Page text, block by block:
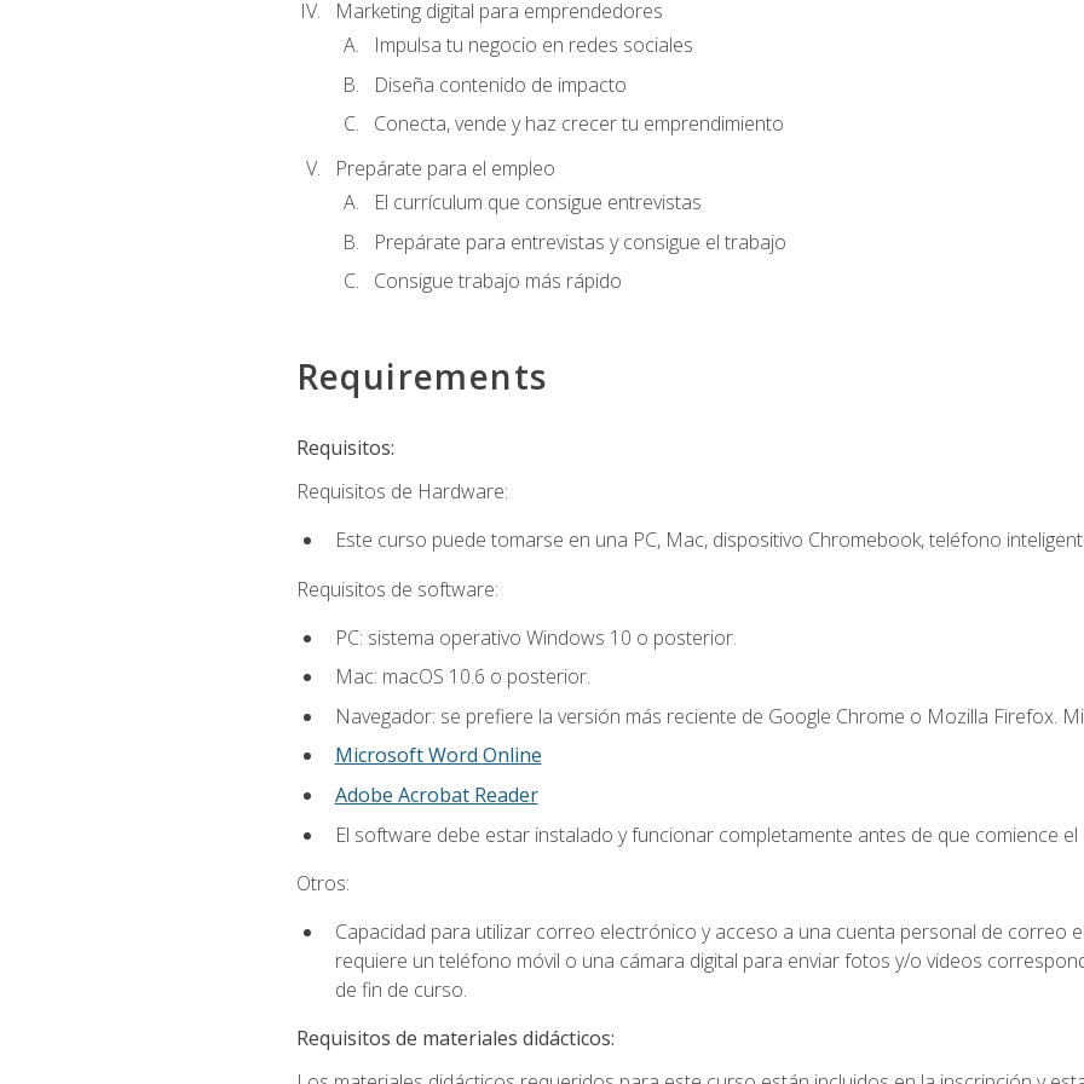
Marketing digital para emprendedores
Impulsa tu negocio en redes sociales
Diseña contenido de impacto
Conecta, vende y haz crecer tu emprendimiento
Prepárate para el empleo
El currículum que consigue entrevistas
Prepárate para entrevistas y consigue el trabajo
Consigue trabajo más rápido
Requirements
Requisitos:
Requisitos de Hardware:
Este curso puede tomarse en una PC, Mac, dispositivo Chromebook, teléfono
Requisitos de software:
PC: sistema operativo Windows 10 o posterior.
Mac: macOS 10.6 o posterior.
Navegador: se prefiere la versión más reciente de Google Chrome o Mozilla Firefox.
Microsoft Word Online
Adobe Acrobat Reader
El software debe estar instalado y funcionar completamente antes de que comience el
Otros:
Capacidad para utilizar correo electrónico y acceso a una cuenta personal de correo
requiere un teléfono móvil o una cámara digital para enviar fotos y/o videos
de fin de curso.
Requisitos de materiales didácticos: